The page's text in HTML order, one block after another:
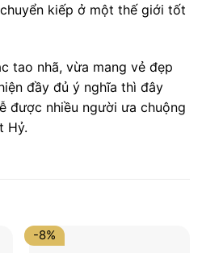
kiếp ở một thế giới tốt
tao nhã, vừa mang vẻ đẹp
đầy đủ ý nghĩa thì đây
được nhiều người ưa chuộng
Hỷ.
-8%